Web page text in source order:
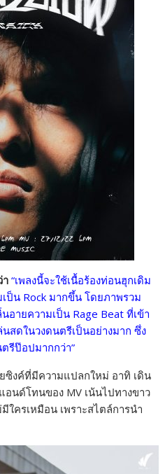
า“เพลงนี้จะใช้เนื้อร้องท่อนฮุกเดิม
ป็น Rock มากขึ้น โดยภาพรวม
อายความเป็น Rage Beat ที่เข้า
สดในวงดนตรีเป็นอย่างมาก ซึ่ง
รีป๊อปมากกว่า”
ซิงค์ที่มีความแปลกใหม่ อาทิ เดิน
อนด์โทนของ MV เน้นไปทางขาว
ใครเหมือน เพราะสไตล์การนำ